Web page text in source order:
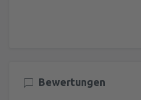
Bewertungen